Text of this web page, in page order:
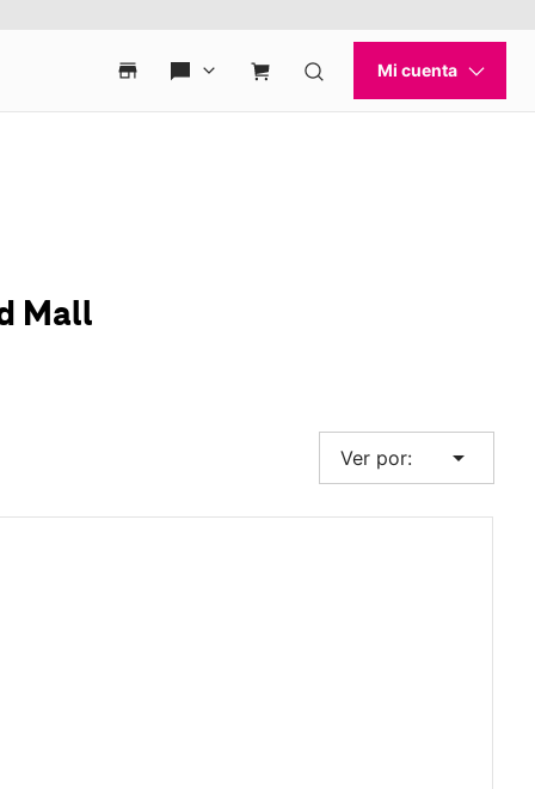
Mall
Ver por: arrow_drop_down